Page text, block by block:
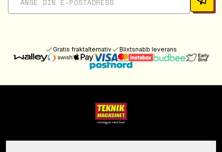
Gratis fraktalternativ Blixtsnabb leverans